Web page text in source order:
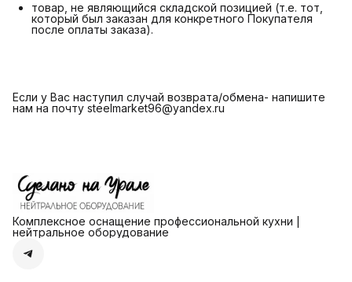
товар, не являющийся складской позицией (т.е. тот,
который был заказан для конкретного Покупателя
после оплаты заказа).
Если у Вас наступил случай возврата/обмена- напишите
нам на почту steelmarket96@yandex.ru
Комплексное оснащение профессиональной кухни |
нейтральное оборудование